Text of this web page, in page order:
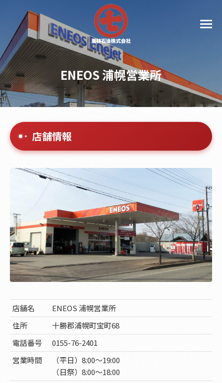
ENEOS 浦幌営業所
店舗情報
店舗名
ENEOS 浦幌営業所
住所
十勝郡浦幌町宝町68
電話番号
0155-76-2401
営業時間
（平日）8:00～19:00
（日祭）8:00～18:00